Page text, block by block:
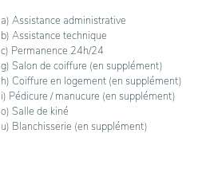
a) Assistance administrative
b) Assistance technique
c) Permanence 24h/24
g) Salon de coiffure (en supplément)
h) Coiffure en logement (en supplément)
i) Pédicure / manucure (en supplément)
o) Salle de kiné
u) Blanchisserie (en supplément)